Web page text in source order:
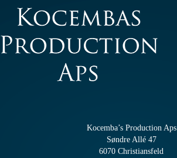
Kocemba’s Production Aps
Søndre Allé 47
6070 Christiansfeld